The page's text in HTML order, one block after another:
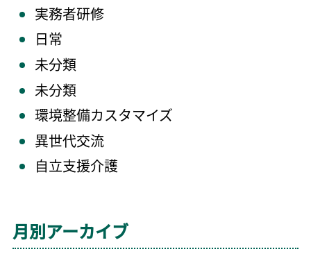
実務者研修
日常
未分類
未分類
環境整備カスタマイズ
異世代交流
自立支援介護
月別アーカイブ